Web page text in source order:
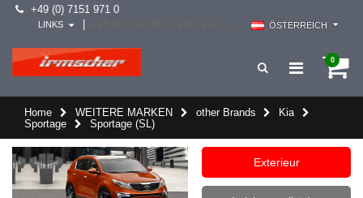
+49 (0) 7151 971 0
ÖSTERREICH
LINKS
0
Home WEITERE MARKEN other Brands
Kia
Sportage
Sportage (SL)
Exterieur